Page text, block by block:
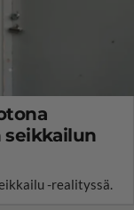
seikkailun
-realityssä.